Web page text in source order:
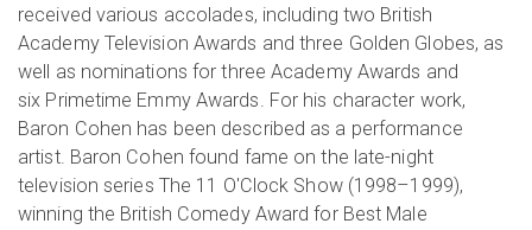
received various accolades, including two British
Academy Television Awards and three Golden Globes, as
well as nominations for three Academy Awards and
six Primetime Emmy Awards. For his character work,
Baron Cohen has been described as a performance
artist. Baron Cohen found fame on the late-night
television series The 11 O'Clock Show (1998–1999),
winning the British Comedy Award for Best Male